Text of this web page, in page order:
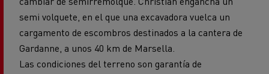
semi volquete, en el que una excavadora vuelca un
cargamento de escombros destinados a la cantera de
Gardanne, a unos 40 km de Marsella.
Las condiciones del terreno son garantía de